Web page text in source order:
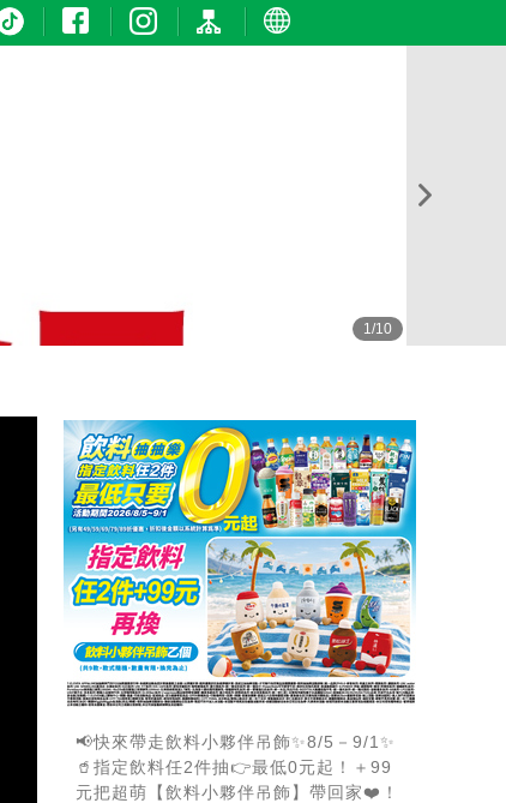
1/10
📢快來帶走飲料小夥伴吊飾✨8/5－9/1✨
🥤指定飲料任2件抽👉最低0元起！＋99
元把超萌【飲料小夥伴吊飾】帶回家❤️！